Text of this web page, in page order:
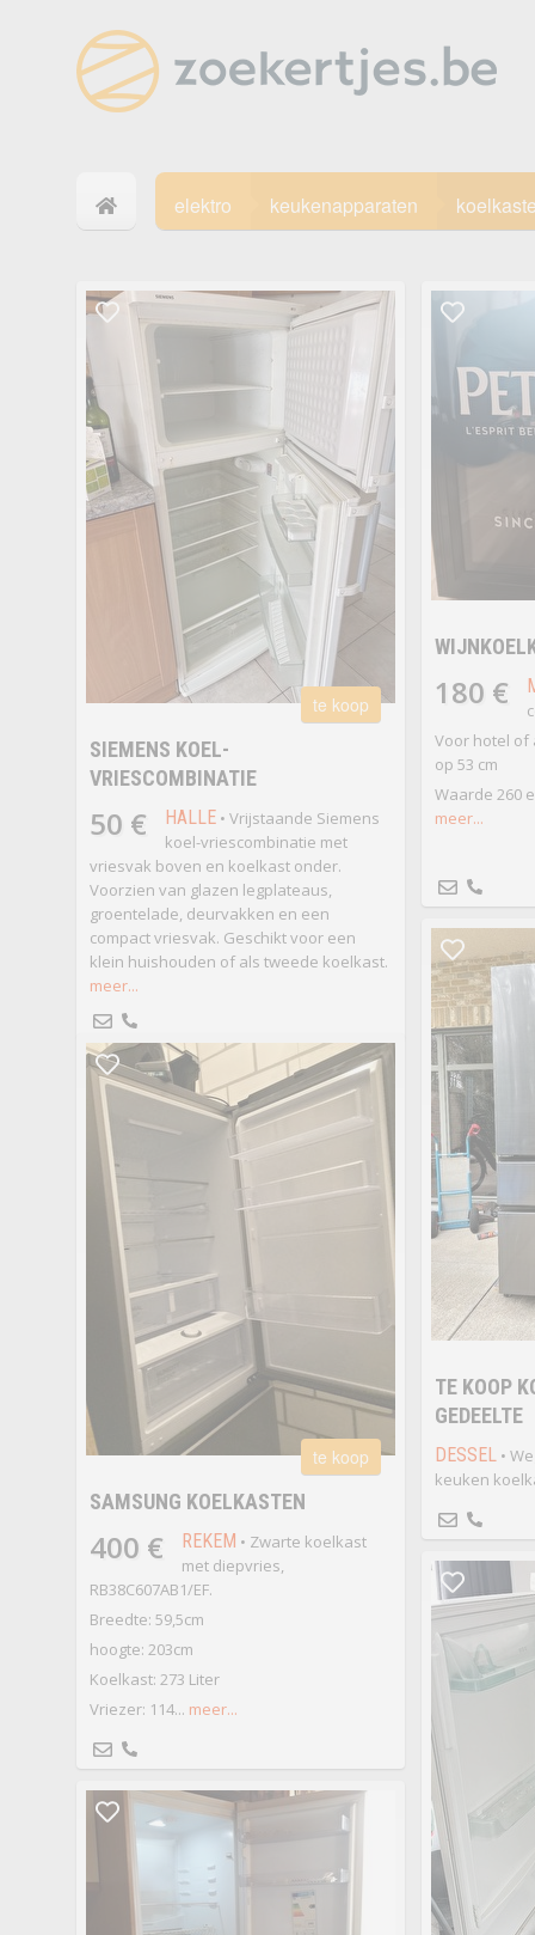
elektro keukenapparaten
te koop
SIEMENS KOEL-
VRIESCOMBINATIE
50 € HALLE• Vrijstaande Siemens
koel-vriescombinatie met
vriesvak boven en koelkast onder.
Voorzien van glazen legplateaus,
groentelade, deurvakken en een
compact vriesvak. Geschikt voor een
klein huishouden of als tweede koelkast.
meer...
180 €
Voor hotel of
op 53 cm
Waarde 260
meer...
TE KOOP
GEDEELTE
DESSEL•
keuken
te koop
SAMSUNG KOELKASTEN
400 € REKEM • Zwarte koelkast
met diepvries,
RB38C607AB1/EF.
Breedte: 59,5cm
hoogte: 203cm
Koelkast: 273 Liter
Vriezer: 114... meer...